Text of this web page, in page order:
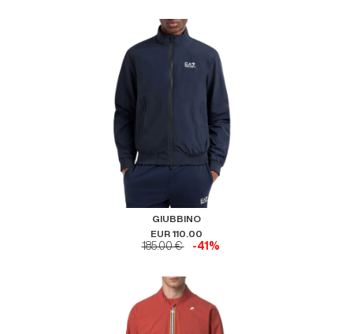
GIUBBINO
EUR 110.00
185.00 € -41%